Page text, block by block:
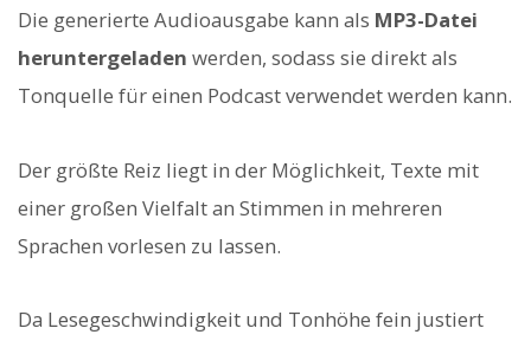
Die generierte Audioausgabe kann als MP3-Datei
heruntergeladen werden, sodass sie direkt als
Tonquelle für einen Podcast verwendet werden kann.
Der größte Reiz liegt in der Möglichkeit, Texte mit
einer großen Vielfalt an Stimmen in mehreren
Sprachen vorlesen zu lassen.
Da Lesegeschwindigkeit und Tonhöhe fein justiert